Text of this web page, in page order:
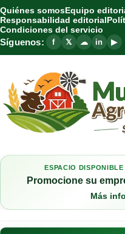
Quiénes somosEquipo
Responsabilidad editorial
Condiciones del servicio
Síguenos: f 𝕏 ☁ in ▶
ESPACIO
Promocione su
Más